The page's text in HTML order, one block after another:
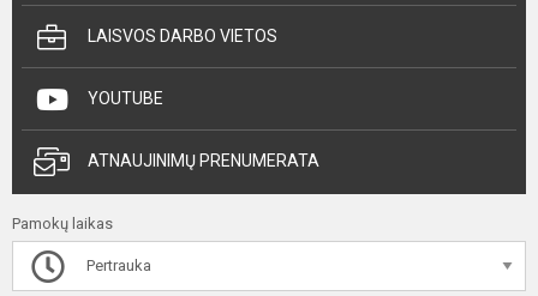
LAISVOS DARBO VIETOS
YOUTUBE
ATNAUJINIMŲ PRENUMERATA
Pamokų laikas
Pertrauka